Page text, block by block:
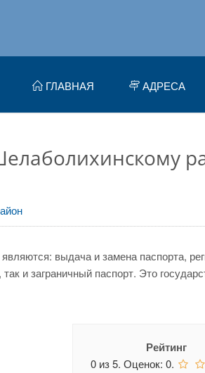
ГЛАВНАЯ АДРЕСА
выдача и замена паспорта,
и заграничный паспорт. Это
Рейтинг
0из5. Оценок: 0.